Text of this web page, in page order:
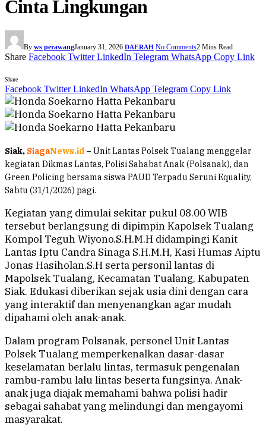
Cinta Lingkungan
By ws perawangJanuary 31, 2026 DAERAH No Comments2 Mins Read
Share Facebook Twitter LinkedIn Telegram WhatsApp Copy Link
Share
Facebook Twitter LinkedIn WhatsApp Telegram Copy Link
Siak, SiagaNews.id – Unit Lantas Polsek Tualang menggelar
kegiatan Dikmas Lantas, Polisi Sahabat Anak (Polsanak), dan
Green Policing bersama siswa PAUD Terpadu Seruni Equality,
Sabtu (31/1/2026) pagi.
Kegiatan yang dimulai sekitar pukul 08.00 WIB
tersebut berlangsung di dipimpin Kapolsek Tualang
Kompol Teguh Wiyono.S.H.M.H didampingi Kanit
Lantas Iptu Candra Sinaga S.H.M.H, Kasi Humas Aiptu
Jonas Hasiholan.S.H serta personil lantas di
Mapolsek Tualang, Kecamatan Tualang, Kabupaten
Siak. Edukasi diberikan sejak usia dini dengan cara
yang interaktif dan menyenangkan agar mudah
dipahami oleh anak-anak.
Dalam program Polsanak, personel Unit Lantas
Polsek Tualang memperkenalkan dasar-dasar
keselamatan berlalu lintas, termasuk pengenalan
rambu-rambu lalu lintas beserta fungsinya. Anak-
anak juga diajak memahami bahwa polisi hadir
sebagai sahabat yang melindungi dan mengayomi
masyarakat.